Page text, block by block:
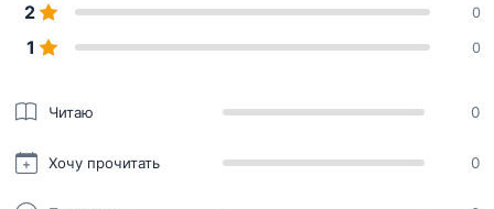
2 0
1 0
Читаю 0
Хочу прочитать 0